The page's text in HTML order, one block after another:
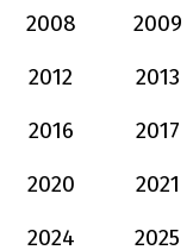
2008 2009
2012
2013
2016
2017
2020
2021
2024
2025